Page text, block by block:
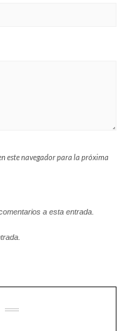
este navegador para la próxima
a esta entrada.